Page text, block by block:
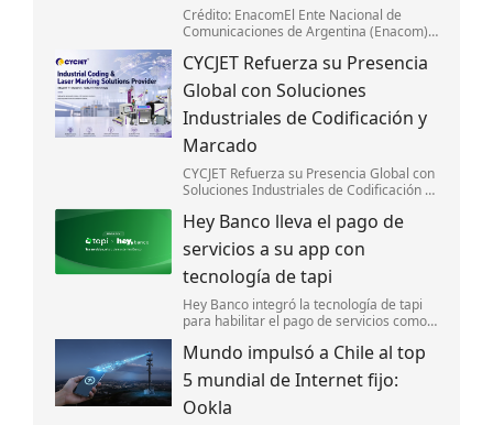
Crédito: EnacomEl Ente Nacional de
Comunicaciones de Argentina (Enacom)
Defensa del Consumidor y Lealtad
Comercial para optimizar la gestión de
reclamos d
CYCJET Refuerza su Presencia
Global con Soluciones
Industriales de Codificación y
Marcado
CYCJET Refuerza su Presencia Global con
Soluciones Industriales de Codificación y
Hey Banco lleva el pago de
servicios a su app con
tecnología de tapi
Hey Banco integró la tecnología de tapi
para habilitar el pago de servicios como
México.
Mundo impulsó a Chile al top
5 mundial de Internet fijo:
Ookla